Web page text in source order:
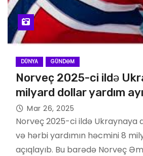
DÜNYA GÜNDƏM
Norveç 2025-ci ildə
milyard dollar yardım
Mar 26, 2025
Norveç 2025-ci ildə Ukraynaya
və hərbi yardımın həcmini 8
açıqlayıb. Bu barədə Norveç